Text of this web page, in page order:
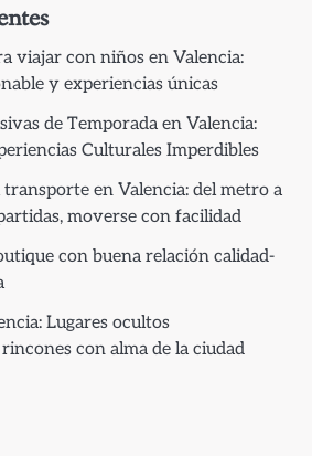
viajar con niños en Valencia:
y experiencias únicas
de Temporada en Valencia:
Culturales Imperdibles
en Valencia: del metro a
moverse con facilidad
con buena relación calidad-
Lugares ocultos
con alma de la ciudad